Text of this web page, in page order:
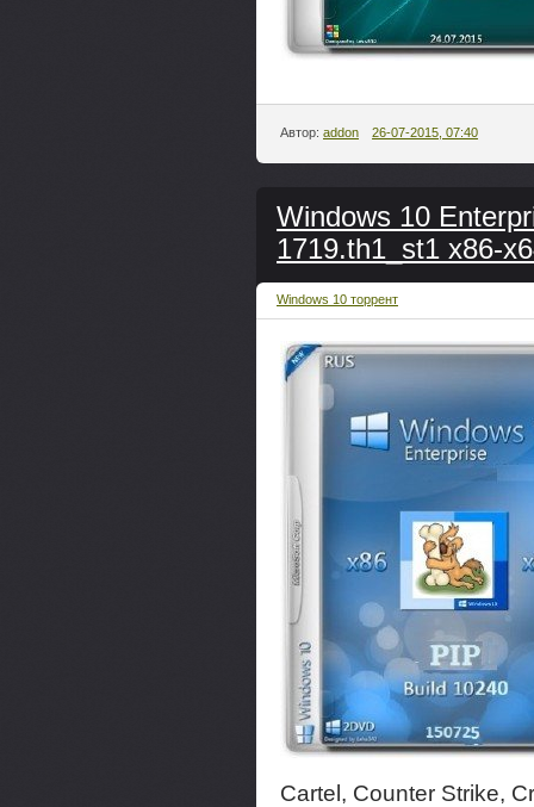
Автор: addon 26-07-2015, 07:40
Windows 10
1719.th1_st1 x86-
Windows 10 торрент
Cartel, Counter Strike,